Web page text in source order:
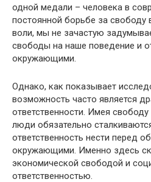
одной медали – человека в
постоянной борьбе за свободу
воли, мы не зачастую
свободы на наше поведение и
окружающими.
Однако, как показывает
возможность часто является
ответственности. Имея
люди обязательно
ответственность нести перед
окружающими. Именно здесь
экономической свободой и
ответственностью.